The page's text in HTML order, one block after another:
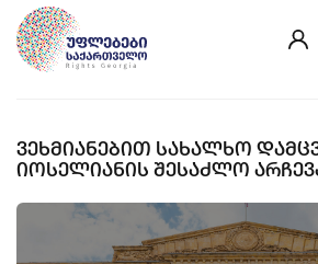
ᲕᲔᲮᲛᲘᲐᲜᲔᲑᲘᲗ ᲡᲐᲮᲐᲚᲮᲝ
ᲘᲝᲡᲔᲚᲘᲐᲜᲘᲡ ᲨᲔᲡᲐᲫᲚᲝ